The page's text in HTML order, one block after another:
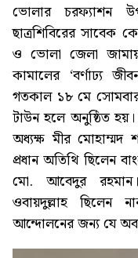
ভোলার চরফ্যাশন
ছাত্রশিবিরের সাবেক
ও ভোলা জেলা
কামালের ‘বর্ণাঢ্য
গতকাল ১৮ মে
টাউন হলে অনুষ্ঠিত
অধ্যক্ষ মীর মোহাম্মদ
প্রধান অতিথি ছিলেন
মো. আবেদুর
ওবায়দুল্লাহ ছিলেন
আন্দোলনের জন্য যে